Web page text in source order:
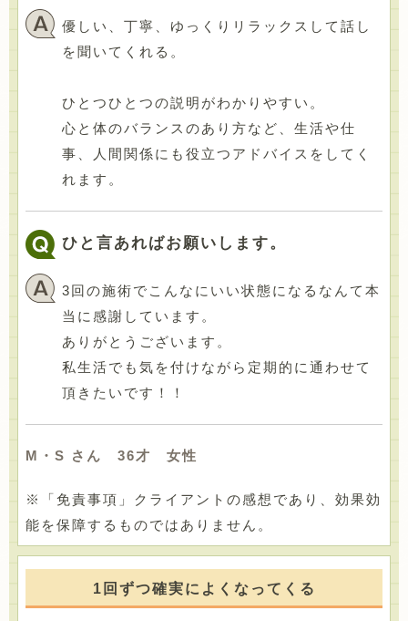
優しい、丁寧、ゆっくりリラックスして話し
を聞いてくれる。
ひとつひとつの説明がわかりやすい。
心と体のバランスのあり方など、生活や仕
事、人間関係にも役立つアドバイスをしてく
れます。
ひと言あればお願いします。
3回の施術でこんなにいい状態になるなんて本
当に感謝しています。
ありがとうございます。
私生活でも気を付けながら定期的に通わせて
頂きたいです！！
M・S さん 36才 女性
※「免責事項」クライアントの感想であり、効果効
能を保障するものではありません。
1回ずつ確実によくなってくる